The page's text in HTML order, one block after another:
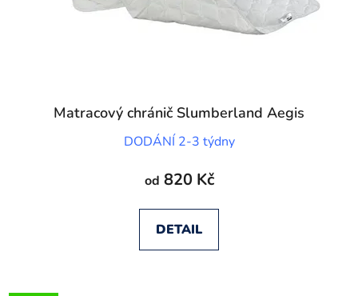
Matracový chránič Slumberland Aegis
DODÁNÍ 2-3 týdny
od 820 Kč
DETAIL